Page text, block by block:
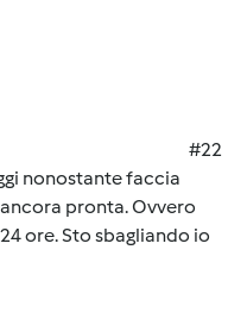
#22
nonostante faccia
pronta. Ovvero
ore. Sto sbagliando io